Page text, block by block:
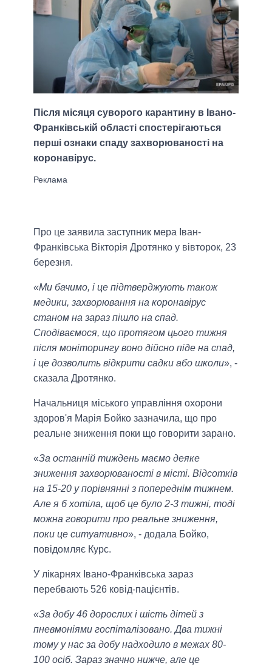
Після місяця суворого карантину в Івано-
Франківській області спостерігаються
перші ознаки спаду захворюваності на
коронавірус.
Про це заявила заступник мера Іван-
Франківська Вікторія Дротянко у вівторок, 23
березня.
«Ми бачимо, і це підтверджують також
медики, захворювання на коронавірус
станом на зараз пішло на спад.
Сподіваємося, що протягом цього тижня
після моніторингу воно дійсно піде на спад,
і це дозволить відкрити садки або школи», -
сказала Дротянко.
Начальниця міського управління охорони
здоров'я Марія Бойко зазначила, що про
реальне зниження поки що говорити зарано.
«За останній тиждень маємо деяке
зниження захворюваності в місті. Відсотків
на 15-20 у порівнянні з попереднім тижнем.
Але я б хотіла, щоб це було 2-3 тижні, тоді
можна говорити про реальне зниження,
поки це ситуативно», - додала Бойко,
повідомляє Курс.
У лікарнях Івано-Франківська зараз
перебвають 526 ковід-пацієнтів.
«За добу 46 дорослих і шість дітей з
пневмоніями госпіталізовано. Два тижні
тому у нас за добу надходило в межах 80-
100 осіб. Зараз значно нижче, але це